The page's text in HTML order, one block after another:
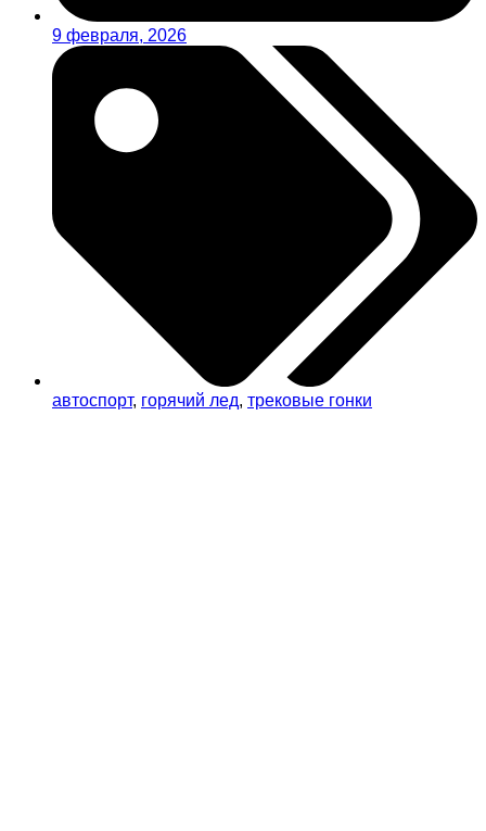
9 февраля, 2026
автоспорт, горячий лед, трековые гонки